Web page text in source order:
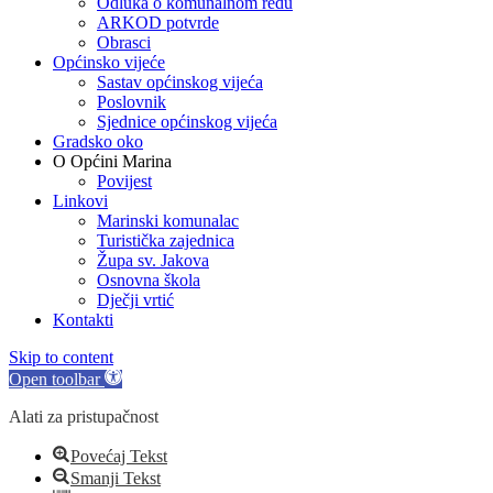
ARKOD potvrde
Obrasci
Općinsko vijeće
Sastav općinskog vijeća
Poslovnik
Sjednice općinskog vijeća
Gradsko oko
O Općini Marina
Povijest
Linkovi
Marinski komunalac
Turistička zajednica
Župa sv. Jakova
Osnovna škola
Dječji vrtić
Kontakti
Skip to content
Open toolbar
Alati za pristupačnost
Povećaj Tekst
Smanji Tekst